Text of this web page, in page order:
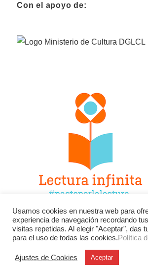
Con el apoyo de:
Facebook Twitter
YouTube
LinkedIn Contacto
Usamos cookies en nuestra web para
experiencia de navegación recordando
visitas repetidas. Al elegir "Aceptar", das
para el uso de todas las cookies.Política
Ajustes de Cookies Aceptar